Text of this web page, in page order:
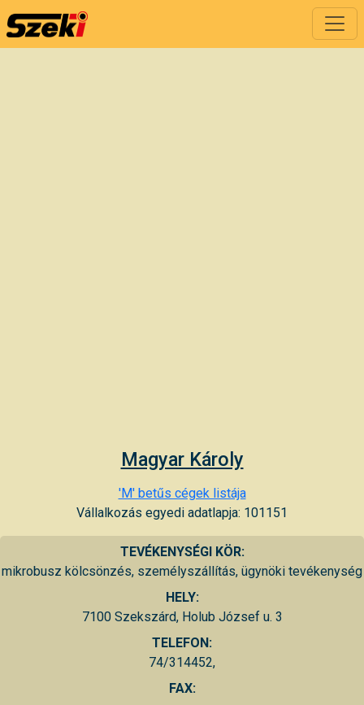
Magyar Károly
'M' betűs cégek listája
Vállalkozás egyedi adatlapja: 101151
TEVÉKENYSÉGI KÖR:
mikrobusz kölcsönzés, személyszállítás, ügynöki tevékenység
HELY:
7100 Szekszárd, Holub József u. 3
TELEFON:
74/314452,
FAX: